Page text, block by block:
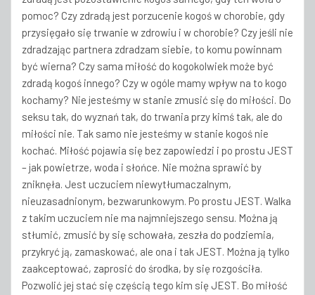
pomoc? Czy zdradą jest porzucenie kogoś w chorobie, gdy
przysięgało się trwanie w zdrowiu i w chorobie? Czy jeśli nie
zdradzając partnera zdradzam siebie, to komu powinnam
być wierna? Czy sama miłość do kogokolwiek może być
zdradą kogoś innego? Czy w ogóle mamy wpływ na to kogo
kochamy? Nie jesteśmy w stanie zmusić się do miłości. Do
seksu tak, do wyznań tak, do trwania przy kimś tak, ale do
miłości nie. Tak samo nie jesteśmy w stanie kogoś nie
kochać. Miłość pojawia się bez zapowiedzi i po prostu JEST
– jak powietrze, woda i słońce. Nie można sprawić by
zniknęła. Jest uczuciem niewytłumaczalnym,
nieuzasadnionym, bezwarunkowym. Po prostu JEST. Walka
z takim uczuciem nie ma najmniejszego sensu. Można ją
stłumić, zmusić by się schowała, zeszła do podziemia,
przykryć ją, zamaskować, ale ona i tak JEST. Można ją tylko
zaakceptować, zaprosić do środka, by się rozgościła.
Pozwolić jej stać się częścią tego kim się JEST. Bo miłość